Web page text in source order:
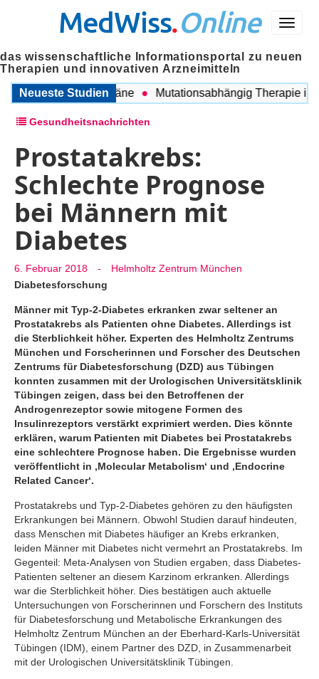
Menü
MedWiss.Online
das wissenschaftliche Informationsportal zu neuen
Therapien und innovativen Arzneimitteln
Neueste Studien
COPD und Migräne Mutationsabhängig Therapie
Gesundheitsnachrichten
Prostatakrebs:
Schlechte Prognose
bei Männern mit
Diabetes
6. Februar 2018 -
Helmholtz Zentrum München
Diabetesforschung
Männer mit Typ-2-Diabetes erkranken zwar seltener an
Prostatakrebs als Patienten ohne Diabetes. Allerdings ist
die Sterblichkeit höher. Experten des Helmholtz Zentrums
München und Forscherinnen und Forscher des Deutschen
Zentrums für Diabetesforschung (DZD) aus Tübingen
konnten zusammen mit der Urologischen Universitätsklinik
Tübingen zeigen, dass bei den Betroffenen der
Androgenrezeptor sowie mitogene Formen des
Insulinrezeptors verstärkt exprimiert werden. Dies könnte
erklären, warum Patienten mit Diabetes bei Prostatakrebs
eine schlechtere Prognose haben. Die Ergebnisse wurden
veröffentlicht in ‚Molecular Metabolism‘ und ‚Endocrine
Related Cancer‘.
Prostatakrebs und Typ-2-Diabetes gehören zu den häufigsten
Erkrankungen bei Männern. Obwohl Studien darauf hindeuten,
dass Menschen mit Diabetes häufiger an Krebs erkranken,
leiden Männer mit Diabetes nicht vermehrt an Prostatakrebs. Im
Gegenteil: Meta-Analysen von Studien ergaben, dass Diabetes-
Patienten seltener an diesem Karzinom erkranken. Allerdings
war die Sterblichkeit höher. Dies bestätigen auch aktuelle
Untersuchungen von Forscherinnen und Forschern des Instituts
für Diabetesforschung und Metabolische Erkrankungen des
Helmholtz Zentrum München an der Eberhard-Karls-Universität
Tübingen (IDM), einem Partner des DZD, in Zusammenarbeit
mit der Urologischen Universitätsklinik Tübingen.